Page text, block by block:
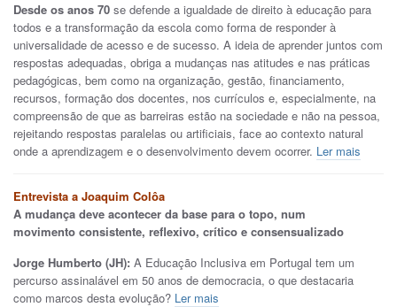
Desde os anos 70 se defende a igualdade de direito à educação para
todos e a transformação da escola como forma de responder à
universalidade de acesso e de sucesso. A ideia de aprender juntos com
respostas adequadas, obriga a mudanças nas atitudes e nas práticas
pedagógicas, bem como na organização, gestão, financiamento,
recursos, formação dos docentes, nos currículos e, especialmente, na
compreensão de que as barreiras estão na sociedade e não na pessoa,
rejeitando respostas paralelas ou artificiais, face ao contexto natural
onde a aprendizagem e o desenvolvimento devem ocorrer. Ler mais
Entrevista a Joaquim Colôa
A mudança deve acontecer da base para o topo, num
movimento consistente, reflexivo, crítico e consensualizado
Jorge Humberto (JH): A Educação Inclusiva em Portugal tem um
percurso assinalável em 50 anos de democracia, o que destacaria
como marcos desta evolução? Ler mais